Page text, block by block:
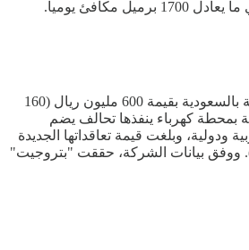
فازت شركة المشروعات البترولية والإستشارات الفنية "بتروجيت"، الذراع الهندسية للهيئة المصرية العامة للبترول، بعقد أعمال بنية تحتية في قاعدة الملك سعود الجوية بالسعودية بقيمة 600 مليون ريال (160
كهرباء ينفذها تحالف يضم
إلى جانب "بتروجيت". ومن المقرر إستكمال المشروع خلال 18 شهرا من توقيع العقود. وتعمل "بتروجيت" في 14 سوقا عربية ودولية، وبلغت قيمة تعاقداتها الجديدة
دولار)، منها 60% خارج مصر، فيما يصل إجمالي حجم أعمالها الممتد حتى 2028 إلى 215 مليار جنيه (4.46 مليار دولار). ووفق بيانات الشركة، حققت "بتروجيت"